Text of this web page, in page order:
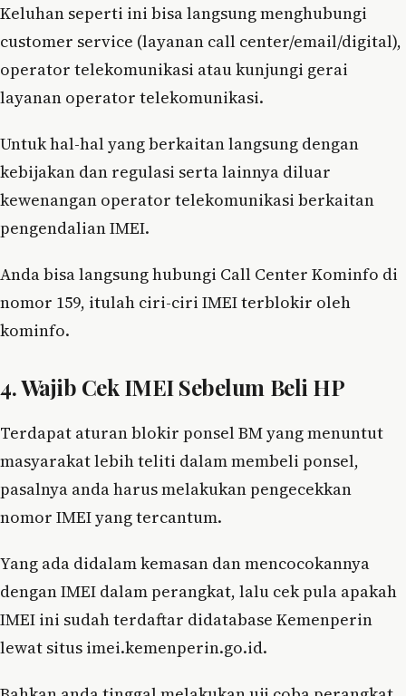
Keluhan seperti ini bisa langsung menghubungi
customer service (layanan call center/email/digital),
operator telekomunikasi atau kunjungi gerai
layanan operator telekomunikasi.
Untuk hal-hal yang berkaitan langsung dengan
kebijakan dan regulasi serta lainnya diluar
kewenangan operator telekomunikasi berkaitan
pengendalian IMEI.
Anda bisa langsung hubungi Call Center Kominfo di
nomor 159, itulah ciri-ciri IMEI terblokir oleh
kominfo.
4. Wajib Cek IMEI Sebelum Beli HP
Terdapat aturan blokir ponsel BM yang menuntut
masyarakat lebih teliti dalam membeli ponsel,
pasalnya anda harus melakukan pengecekkan
nomor IMEI yang tercantum.
Yang ada didalam kemasan dan mencocokannya
dengan IMEI dalam perangkat, lalu cek pula apakah
IMEI ini sudah terdaftar didatabase Kemenperin
lewat situs imei.kemenperin.go.id.